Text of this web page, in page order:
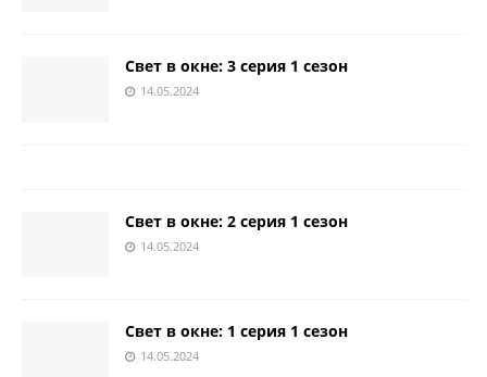
Свет в окне: 3 серия 1 сезон
14.05.2024
Свет в окне: 2 серия 1 сезон
14.05.2024
Свет в окне: 1 серия 1 сезон
14.05.2024